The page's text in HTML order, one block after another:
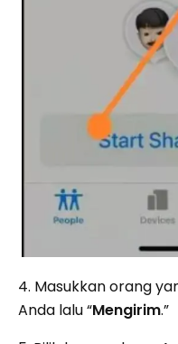
4. Masukkan orang
Anda lalu “Mengirim.”